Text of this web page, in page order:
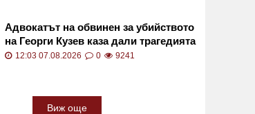
Адвокатът на обвинен за убийството
на Георги Кузев каза дали трагедията
е била планирана
12:03 07.08.2026 0 9241
Виж още